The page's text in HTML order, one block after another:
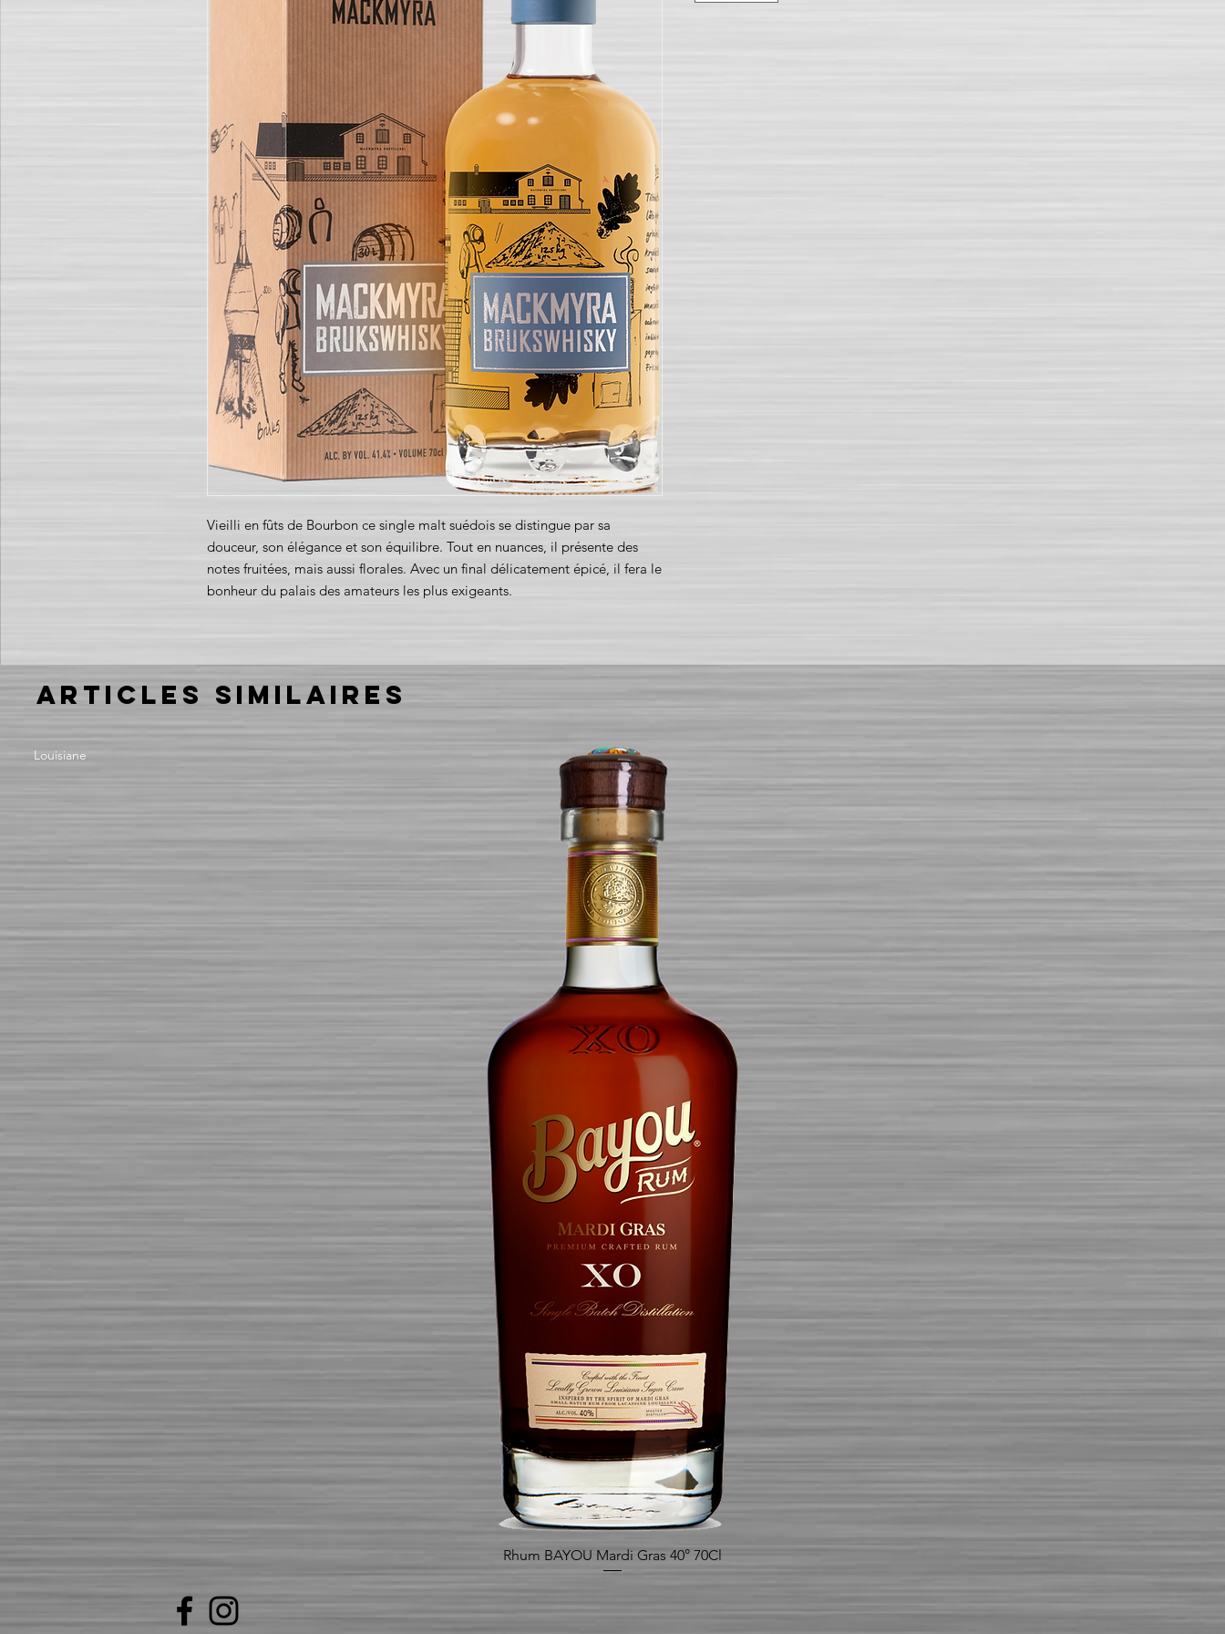
Vieilli en fûts de Bourbon ce single malt suédois se distingue par sa
douceur, son élégance et son équilibre. Tout en nuances, il présente des
notes fruitées, mais aussi florales. Avec un final délicatement épicé, il fera le
bonheur du palais des amateurs les plus exigeants.
Articles similaires
Aperçu rapide
Louisiane
Rhum BAYOU Mardi Gras 40° 70Cl